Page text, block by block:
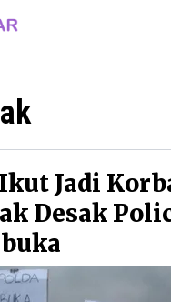
Jadi
Desak